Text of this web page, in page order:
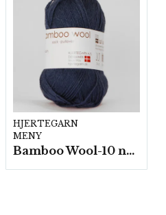
HJERTEGARN
MENY
Bamboo Wool-10 nystan/fp. a50g